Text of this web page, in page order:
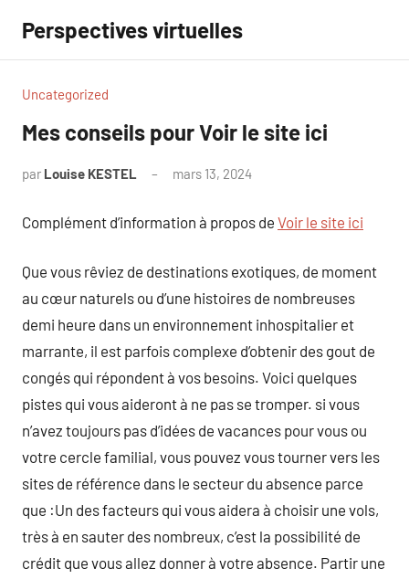
contenu
Perspectives virtuelles
Uncategorized
Mes conseils pour Voir le site ici
par Louise KESTEL mars 13, 2024
Complément d’information à propos de Voir le site ici
Que vous rêviez de destinations exotiques, de moment
au cœur naturels ou d’une histoires de nombreuses
demi heure dans un environnement inhospitalier et
marrante, il est parfois complexe d’obtenir des gout de
congés qui répondent à vos besoins. Voici quelques
pistes qui vous aideront à ne pas se tromper. si vous
n’avez toujours pas d’idées de vacances pour vous ou
votre cercle familial, vous pouvez vous tourner vers les
sites de référence dans le secteur du absence parce
que :Un des facteurs qui vous aidera à choisir une vols,
très à en sauter des nombreux, c’est la possibilité de
crédit que vous allez donner à votre absence. Partir une